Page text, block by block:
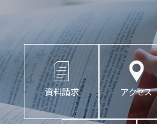
資料請求 アクセス